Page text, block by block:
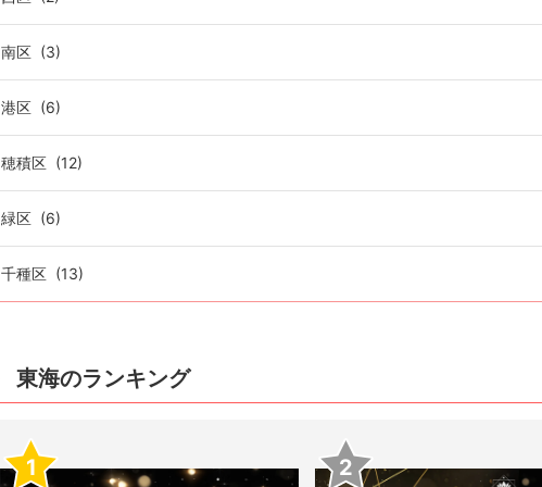
南区 (3)
港区 (6)
穂積区 (12)
緑区 (6)
千種区 (13)
東海のランキング
1 2